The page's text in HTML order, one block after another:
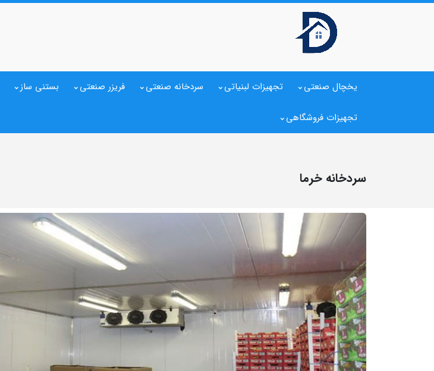
یخچال صنعتی تجهیزات لبنیاتی سردخانه صنعتی فریزر صنعتی بستنی ساز
تجهیزات فروشگاهی
سردخانه خرما